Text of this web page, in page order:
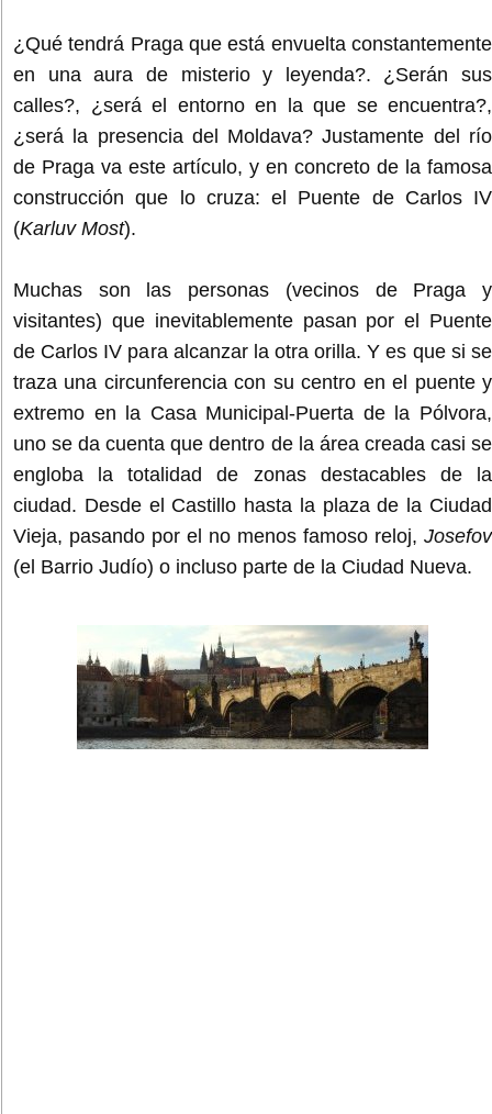
¿Qué tendrá Praga que está envuelta constantemente
en una aura de misterio y leyenda?. ¿Serán sus
calles?, ¿será el entorno en la que se encuentra?,
¿será la presencia del Moldava? Justamente del río
de Praga va este artículo, y en concreto de la famosa
construcción que lo cruza: el Puente de Carlos IV
(Karluv Most).
Muchas son las personas (vecinos de Praga y
visitantes) que inevitablemente pasan por el Puente
de Carlos IV para alcanzar la otra orilla. Y es que si se
traza una circunferencia con su centro en el puente y
extremo en la Casa Municipal-Puerta de la Pólvora,
uno se da cuenta que dentro de la área creada casi se
engloba la totalidad de zonas destacables de la
ciudad. Desde el Castillo hasta la plaza de la Ciudad
Vieja, pasando por el no menos famoso reloj, Josefov
(el Barrio Judío) o incluso parte de la Ciudad Nueva.